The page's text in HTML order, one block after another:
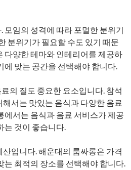
모임의 성격에 따라 포멀한 분위기
분위기가 필요할 수도 있기 때문
다양한 테마와 인테리어를 제공하
에 맞는 공간을 선택해야 합니다.
의 질도 중요한 요소입니다. 참석
서는 맛있는 음식과 다양한 음료
에서는 음식과 음료 서비스가 제공
는 것이 좋습니다.
입니다. 해운대의 룸싸롱은 가격
는 최적의 장소를 선택해야 합니다.